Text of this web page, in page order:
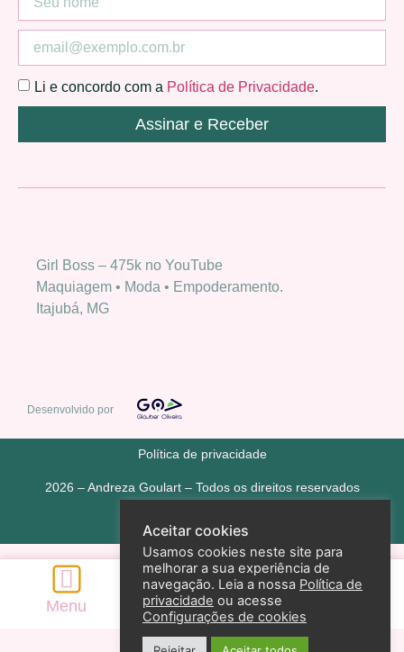
Girl Boss – 475k no YouTube
Maquiagem • Moda • Empoderamento.
Itajubá, MG
Li e concordo com a Política de Privacidade.
Assinar e Receber
Desenvolvido por
Política de privacidade
2026 – Andreza Goulart – Todos os direitos reservados
Aceitar cookies
Usamos cookies neste site para
melhorar a sua experiência de
navegação. Leia a nossa Política de
privacidade ou acesse
Configurações de cookies
Menu Home Pesquisar